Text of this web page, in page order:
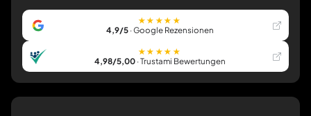
★★★★★
4,9/5· Google Rezensionen
★★★★★
4,98/5,00· Trustami Bewertungen